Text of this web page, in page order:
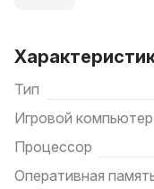
Тип
Игровой компьютер
Процессор
Оперативная